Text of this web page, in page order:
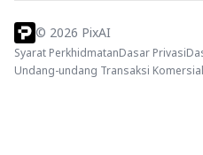
© 2026 PixAI
Syarat PerkhidmatanDasar Privasi
Undang-undang Transaksi